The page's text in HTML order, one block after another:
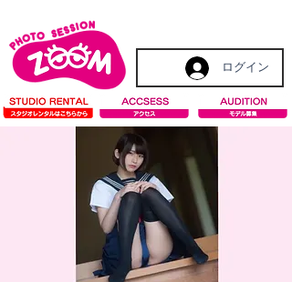
ログイン